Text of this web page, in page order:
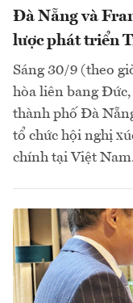
Đà Nẵng và
lược phát triển
Sáng 30/9 (theo
hòa liên bang
thành phố Đà
tổ chức hội nghị
chính tại Việt